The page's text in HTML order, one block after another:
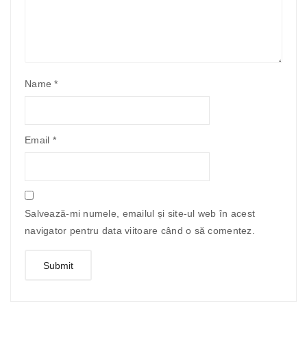
Name*
Email *
Salvează-mi numele, emailul și site-ul web în acest
navigator pentru data viitoare când o să comentez.